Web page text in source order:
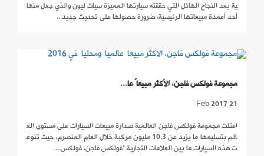
ية بعد النجاح الهائل التي حققته سيارتها المميزة سيات ليون والذي جعل منها
أحد أعمدة مبيعاتها الرئيسية، ضرورة حصولها على تحديث جديد...
مجموعة فولكس فاجن، الأكثر مبيعاً عا...
21 Feb 2017
اعتلت مجموعة فولكس فاجن العالمية صدارة مبيعات السيارات على مستوى الع
الم بتسليمها ما يزيد عن 10,3 مليون مركبة خلال العام المنصرم، حيث تنوع
ت هذه السيارات ما بين العلامات التجارية "فولكس فاجن، فولكس...